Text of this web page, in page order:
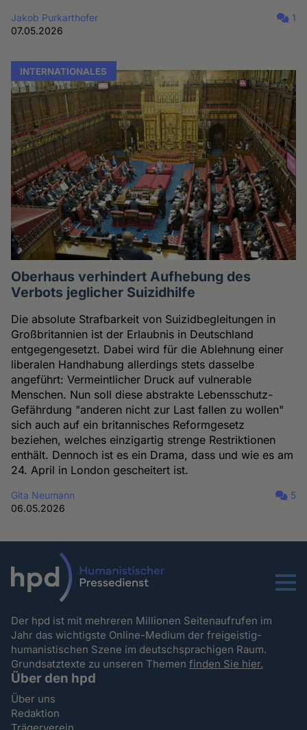
Jakob Purkarthofer
07.05.2026
1
INTERNATIONALES
Oberhaus verhindert Aufhebung des
Verbots jeglicher Suizidhilfe
Die absolute Strafbarkeit von Suizidbegleitungen in
Großbritannien ist der Erlaubnis in Deutschland
entgegengesetzt. Dabei wird für die Ablehnung einer
liberalen Handhabung allerdings stets dasselbe
angeführt: Vermeintlicher Druck auf vulnerable
Menschen. Nun soll diese abstrakte Lebensschutz-
Gefährdung "anderen nicht zur Last fallen zu wollen"
sich auch auf ein britannisches Reformgesetz
beziehen, welches einzigartig strenge Restriktionen
enthält. Dennoch ist es ein Drama, dass und wie es am
24. April in London gescheitert ist.
Gita Neumann
06.05.2026
5
Menu
Der hpd ist mit mehreren Millionen Seitenaufrufen im
Jahr das wichtigste Online-Medium der freigeistig-
humanistischen Szene im deutschsprachigen Raum.
Grundsatztexte zu unseren Themenfinden Sie hier.
Über den hpd
Über uns
Redaktion